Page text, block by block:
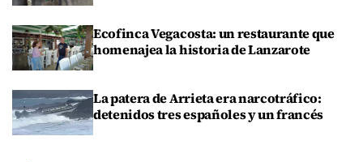
Ecofinca Vegacosta: un restaurante que
homenajea la historia de Lanzarote
La patera de Arrieta era narcotráfico:
detenidos tres españoles y un francés